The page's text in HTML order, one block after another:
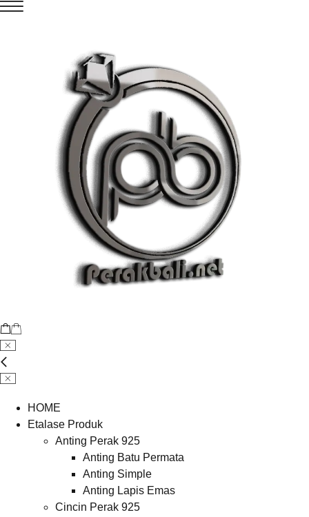
HOME
Etalase Produk
Anting Perak 925
Anting Batu Permata
Anting Simple
Anting Lapis Emas
Cincin Perak 925